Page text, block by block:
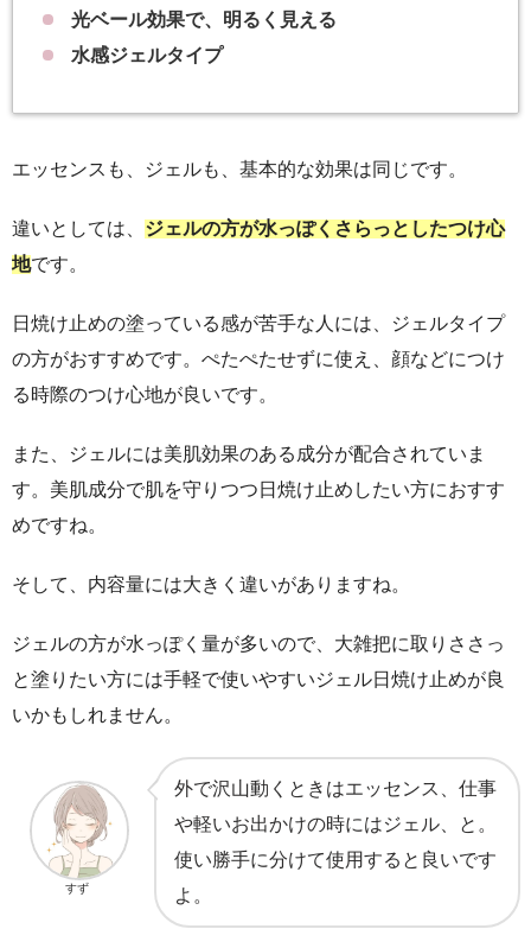
光ベール効果で、明るく見える
水感ジェルタイプ
エッセンスも、ジェルも、基本的な効果は同じです。
違いとしては、 ジェルの方が水っぽくさらっとしたつけ心
地です。
日焼け止めの塗っている感が苦手な人には、ジェルタイプ
の方がおすすめです。ぺたぺたせずに使え、顔などにつけ
る時際のつけ心地が良いです。
また、ジェルには美肌効果のある成分が配合されていま
す。美肌成分で肌を守りつつ日焼け止めしたい方におすす
めですね。
そして、内容量には大きく違いがありますね。
ジェルの方が水っぽく量が多いので、大雑把に取りささっ
と塗りたい方には手軽で使いやすいジェル日焼け止めが良
いかもしれません。
外で沢山動くときはエッセンス、仕事
や軽いお出かけの時にはジェル、と。
使い勝手に分けて使用すると良いです
よ。
すず